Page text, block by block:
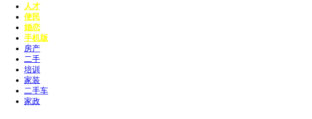
人才
便民
婚恋
手机版
房产
二手
培训
家装
二手车
家政